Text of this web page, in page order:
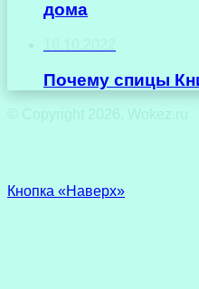
дома
Почему спицы
© Copyright 2026, Wokez.ru
Кнопка «Наверх»